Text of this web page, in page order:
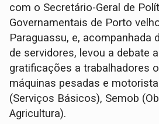
com o Secretário-Geral de
Governamentais de Porto
Paraguassu, e, acompanhada
de servidores, levou a debate
gratificações a trabalhadores
máquinas pesadas e
(Serviços Básicos), Semob
Agricultura).